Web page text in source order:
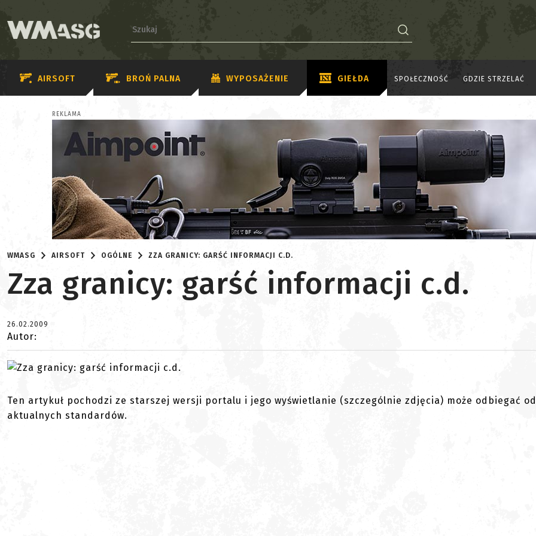
AIRSOFT BROŃ PALNA WYPOSAŻENIE GIEŁDA SPOŁECZNOŚĆ GDZIE STRZELAĆ
REKLAMA
WMASG AIRSOFT OGÓLNE ZZA GRANICY: GARŚĆ INFORMACJI C.D.
Zza granicy: garść informacji c.d.
26.02.2009
Autor:
Ten artykuł pochodzi ze starszej wersji portalu i jego wyświetlanie (szczególnie zdjęcia) może odbiegać od
aktualnych standardów.